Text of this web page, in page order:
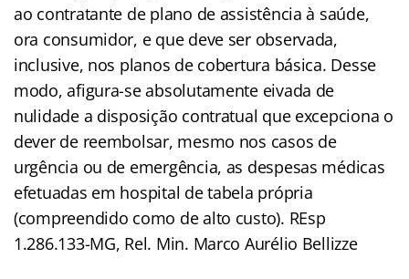
ao contratante de plano de assistência à saúde,
ora consumidor, e que deve ser observada,
inclusive, nos planos de cobertura básica. Desse
modo, afigura-se absolutamente eivada de
nulidade a disposição contratual que excepciona o
dever de reembolsar, mesmo nos casos de
urgência ou de emergência, as despesas médicas
efetuadas em hospital de tabela própria
(compreendido como de alto custo). REsp
1.286.133-MG, Rel. Min. Marco Aurélio Bellizze